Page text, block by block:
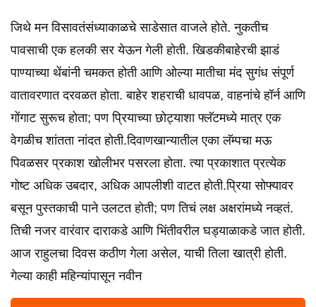
जिथे मन विसावतंसंध्याकाळचे साडेसात वाजले होते. नुकतीच
पावसाची एक हलकी सर येऊन गेली होती. खिडकीबाहेरची झाडं
पाण्याच्या थेंबांनी चमकत होती आणि ओल्या मातीचा मंद सुगंध संपूर्ण
वातावरणात दरवळत होता. बाहेर शहराची धावपळ, वाहनांचे हॉर्न आणि
गोंगाट सुरूच होता; पण प्रियाच्या छोट्याशा फ्लॅटमध्ये मात्र एक
वेगळीच शांतता नांदत होती.दिवाणखान्यातील एका लॅम्पचा मऊ
पिवळसर प्रकाश खोलीभर पसरला होता. त्या प्रकाशात प्रत्येक
गोष्ट अधिक उबदार, अधिक आपलीशी वाटत होती.प्रिया सोफ्यावर
बसून पुस्तकाची पाने उलटत होती; पण तिचं लक्ष अक्षरांमध्ये नव्हतं.
तिची नजर वारंवार दाराकडे आणि भिंतीवरील घड्याळाकडे जात होती.
आज राहुलचा दिवस कठीण गेला असेल, याची तिला खात्री होती.
गेल्या काही महिन्यांपासून नवीन